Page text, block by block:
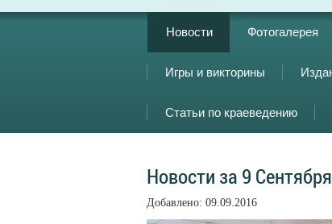
Новости Фотогалерея
Игры и викторины
Статьи по краеведению
Новости за 9
Добавлено: 09.09.2016